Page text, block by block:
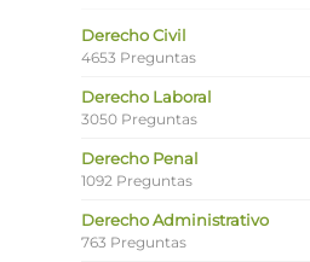
Derecho Civil
4653 Preguntas
Derecho Laboral
3050 Preguntas
Derecho Penal
1092 Preguntas
Derecho Administrativo
763 Preguntas